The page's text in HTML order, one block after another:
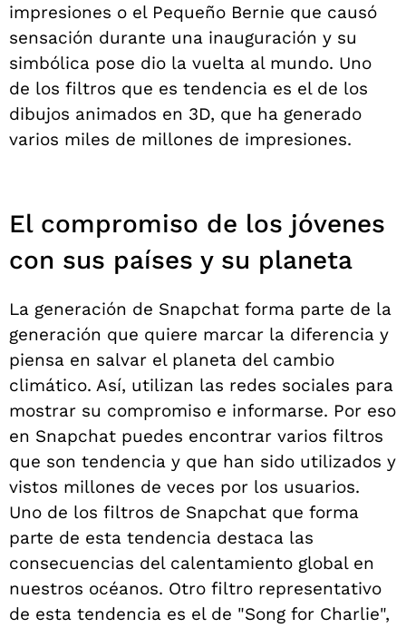
impresiones o el Pequeño Bernie que causó
sensación durante una inauguración y su
simbólica pose dio la vuelta al mundo. Uno
de los filtros que es tendencia es el de los
dibujos animados en 3D, que ha generado
varios miles de millones de impresiones.
El compromiso de los jóvenes
con sus países y su planeta
La generación de Snapchat forma parte de la
generación que quiere marcar la diferencia y
piensa en salvar el planeta del cambio
climático. Así, utilizan las redes sociales para
mostrar su compromiso e informarse. Por eso
en Snapchat puedes encontrar varios filtros
que son tendencia y que han sido utilizados y
vistos millones de veces por los usuarios.
Uno de los filtros de Snapchat que forma
parte de esta tendencia destaca las
consecuencias del calentamiento global en
nuestros océanos. Otro filtro representativo
de esta tendencia es el de "Song for Charlie",